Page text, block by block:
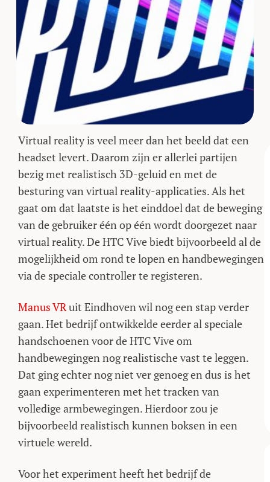
Virtual reality is veel meer dan het beeld dat een
headset levert. Daarom zijn er allerlei partijen
bezig met realistisch 3D-geluid en met de
besturing van virtual reality-applicaties. Als het
gaat om dat laatste is het einddoel dat de beweging
van de gebruiker één op één wordt doorgezet naar
virtual reality. De HTC Vive biedt bijvoorbeeld al de
mogelijkheid om rond te lopen en handbewegingen
via de speciale controller te registeren.
Manus VRuit Eindhoven wil nog een stap verder
gaan. Het bedrijf ontwikkelde eerder al speciale
handschoenen voor de HTC Vive om
handbewegingen nog realistische vast te leggen.
Dat ging echter nog niet ver genoeg en dus is het
gaan experimenteren met het tracken van
volledige armbewegingen. Hierdoor zou je
bijvoorbeeld realistisch kunnen boksen in een
virtuele wereld.
Voor het experiment heeft het bedrijf de